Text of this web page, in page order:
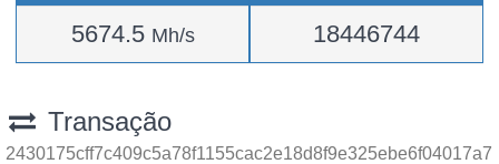
5674.5 Mh/s 18446744
Transação
2430175cff7c409c5a78f1155cac2e18d8f9e325ebe6f04017a7